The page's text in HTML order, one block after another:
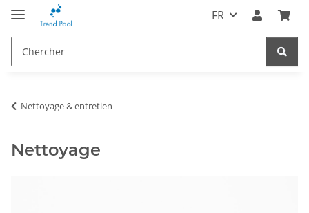
FR
Nettoyage & entretien
Nettoyage